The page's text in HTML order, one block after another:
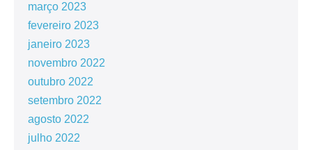
março 2023
fevereiro 2023
janeiro 2023
novembro 2022
outubro 2022
setembro 2022
agosto 2022
julho 2022